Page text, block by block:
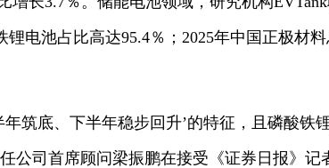
电池占比高达95.4％；2025年中国正极材
年筑底、下半年稳步回升’的特征，且磷酸铁
公司首席顾问梁振鹏在接受《证券日报》记